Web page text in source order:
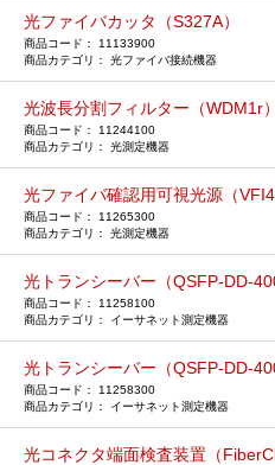
光ファイバカッタ（S327A）
11133900
光ファイバ接続機器
光波長分割フィルター（WDM1r）
11244100
光測定機器
光ファイバ確認用可視光源（VFI4
11265300
光測定機器
光トランシーバー（QSFP-DD-
11258100
イーサネット測定機器
光トランシーバー（QSFP-DD-
11258300
イーサネット測定機器
光コネクタ端面検査装置（